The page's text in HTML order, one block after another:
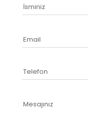
İsminiz
Email
Telefon
Mesajınız